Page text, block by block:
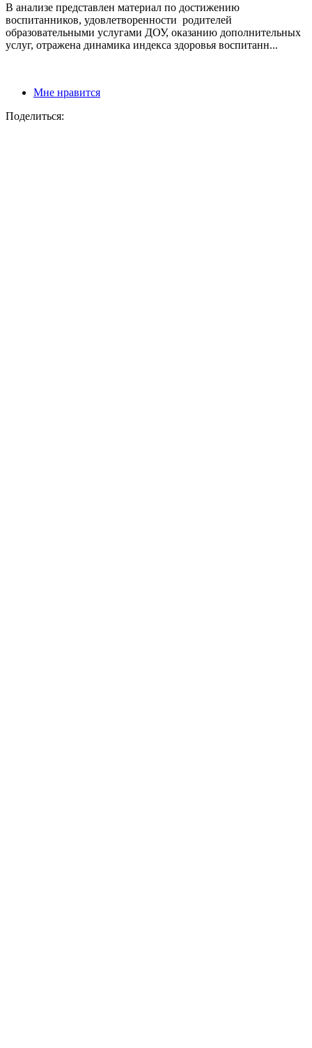
В анализе представлен материал по достижению
воспитанников, удовлетворенности родителей
образовательными услугами ДОУ, оказанию дополнительных
услуг, отражена динамика индекса здоровья воспитанн...
Мне нравится
Поделиться: